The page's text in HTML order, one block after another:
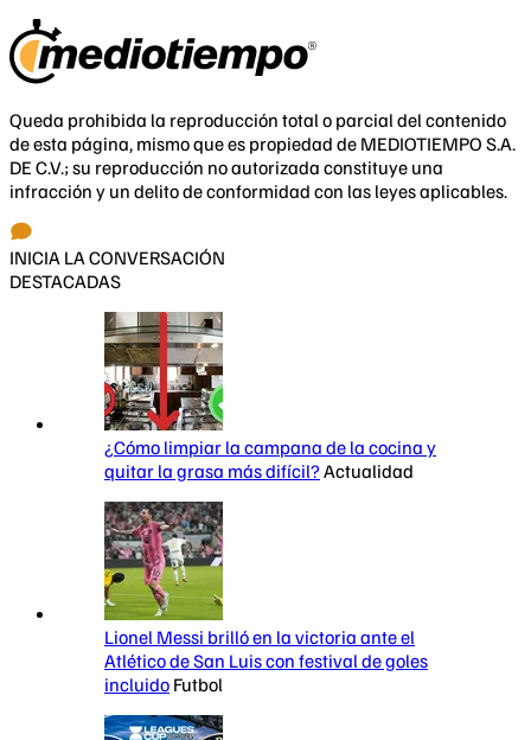
Queda prohibida la reproducción total o parcial del contenido
de esta página, mismo que es propiedad de MEDIOTIEMPO S.A.
DE C.V.; su reproducción no autorizada constituye una
infracción y un delito de conformidad con las leyes aplicables.
INICIA LA CONVERSACIÓN
DESTACADAS
¿Cómo limpiar la campana de la cocina y
quitar la grasa más difícil?Actualidad
Lionel Messi brilló en la victoria ante el
Atlético de San Luis con festival de goles
incluido Futbol